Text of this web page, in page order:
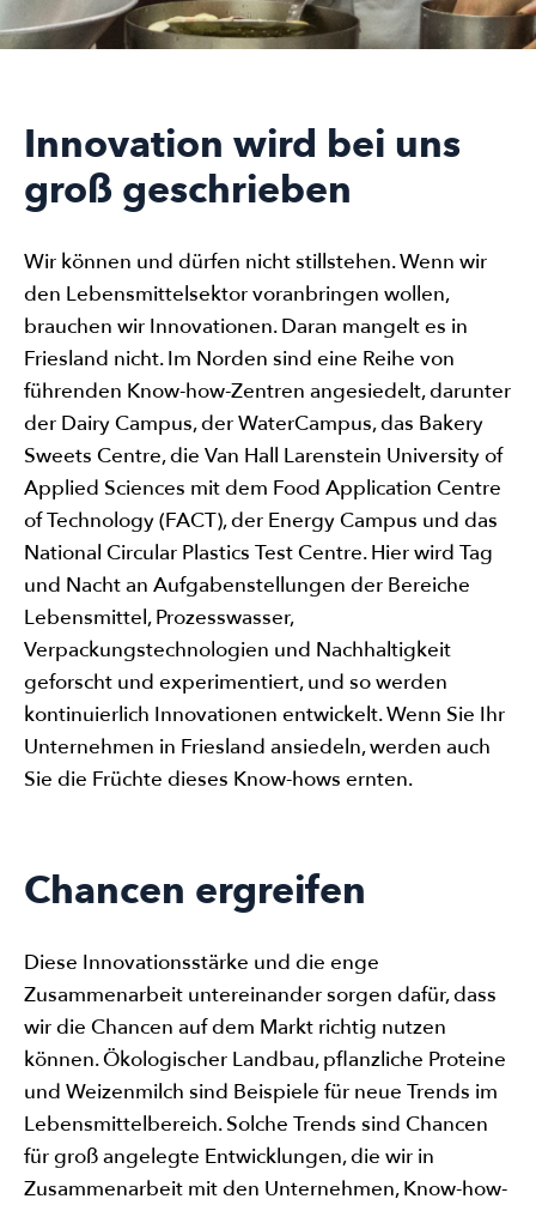
Innovation wird bei uns
groß geschrieben
Wir können und dürfen nicht stillstehen. Wenn wir
den Lebensmittelsektor voranbringen wollen,
brauchen wir Innovationen. Daran mangelt es in
Friesland nicht. Im Norden sind eine Reihe von
führenden Know-how-Zentren angesiedelt, darunter
der Dairy Campus, der WaterCampus, das Bakery
Sweets Centre, die Van Hall Larenstein University of
Applied Sciences mit dem Food Application Centre
of Technology (FACT), der Energy Campus und das
National Circular Plastics Test Centre. Hier wird Tag
und Nacht an Aufgabenstellungen der Bereiche
Lebensmittel, Prozesswasser,
Verpackungstechnologien und Nachhaltigkeit
geforscht und experimentiert, und so werden
kontinuierlich Innovationen entwickelt. Wenn Sie Ihr
Unternehmen in Friesland ansiedeln, werden auch
Sie die Früchte dieses Know-hows ernten.
Chancen ergreifen
Diese Innovationsstärke und die enge
Zusammenarbeit untereinander sorgen dafür, dass
wir die Chancen auf dem Markt richtig nutzen
können. Ökologischer Landbau, pflanzliche Proteine
und Weizenmilch sind Beispiele für neue Trends im
Lebensmittelbereich. Solche Trends sind Chancen
für groß angelegte Entwicklungen, die wir in
Zusammenarbeit mit den Unternehmen, Know-how-